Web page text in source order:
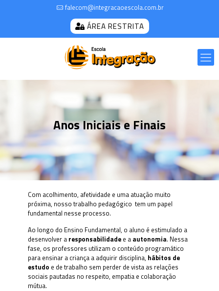
falecom@integracaoescola.com.br
ÁREA RESTRITA
Anos Iniciais e Finais
Com acolhimento, afetividade e uma atuação muito
próxima, nosso trabalho pedagógico tem um papel
fundamental nesse processo.
Ao longo do Ensino Fundamental, o aluno é estimulado a
desenvolver a responsabilidade e a autonomia. Nessa
fase, os professores utilizam o conteúdo programático
para ensinar a criança a adquirir disciplina, hábitos de
estudo e de trabalho sem perder de vista as relações
sociais pautadas no respeito, empatia e colaboração
mútua.